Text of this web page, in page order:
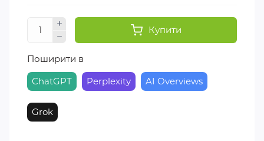
Купити
Поширити в
ChatGPT
Perplexity AI Overviews
Grok